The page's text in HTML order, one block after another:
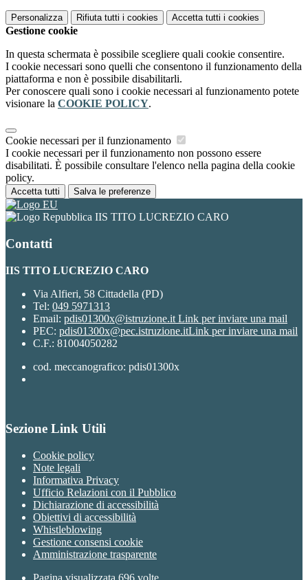
Personalizza Rifiuta tutti i cookies Accetta tutti i cookies
Gestione cookie
In questa schermata è possibile scegliere quali cookie consentire.
I cookie necessari sono quelli che consentono il funzionamento della
piattaforma e non è possibile disabilitarli.
Per conoscere quali sono i cookie necessari al funzionamento potete
visionare la COOKIE POLICY.
Cookie necessari per il funzionamento
I cookie necessari per il funzionamento non possono essere
disabilitati. È possibile consultare l'elenco nella pagina della cookie
policy.
Accetta tutti Salva le preferenze
IIS TITO LUCREZIO CARO
Contatti
IIS TITO LUCREZIO CARO
Via Alfieri, 58 Cittadella (PD)
Tel: 049 5971313
Email: pdis01300x@istruzione.it Link per inviare una mail
PEC: pdis01300x@pec.istruzione.itLink per inviare una mail
C.F.: 81004050282
cod. meccanografico: pdis01300x
Sezione Link Utili
Cookie policy
Note legali
Informativa Privacy
Ufficio Relazioni con il Pubblico
Dichiarazione di accessibilità
Obiettivi di accessibilità
Whistleblowing
Gestione consensi cookie
Amministrazione trasparente